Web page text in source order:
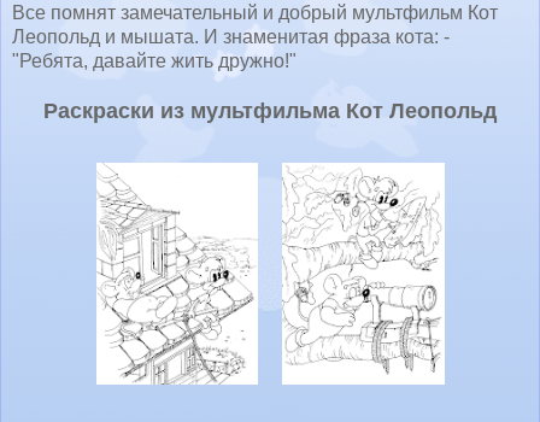
Все помнят замечательный и добрый мультфильм Кот
Леопольд и мышата. И знаменитая фраза кота: -
"Ребята, давайте жить дружно!"
Раскраски из мультфильма Кот Леопольд